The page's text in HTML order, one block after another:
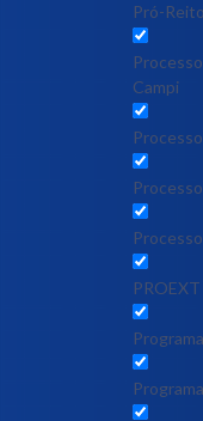
Pró-
Campi
PROEXT